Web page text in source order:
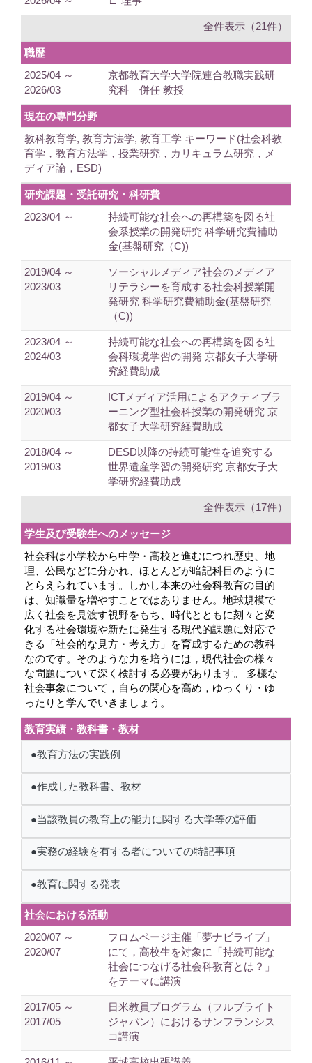
全件表示（21件）
職歴
2025/04 ～
2026/03
京都教育大学大学院連合教職実践研
究科 併任 教授
現在の専門分野
教科教育学, 教育方法学, 教育工学 キーワード(社会科教
育学，教育方法学，授業研究，カリキュラム研究，メ
ディア論，ESD)
研究課題・受託研究・科研費
2023/04 ～
持続可能な社会への再構築を図る社
会系授業の開発研究 科学研究費補助
金(基盤研究（C))
2019/04 ～
2023/03
ソーシャルメディア社会のメディア
リテラシーを育成する社会科授業開
発研究 科学研究費補助金(基盤研究
（C))
2023/04 ～
2024/03
持続可能な社会への再構築を図る社
会科環境学習の開発 京都女子大学研
究経費助成
2019/04 ～
2020/03
ICTメディア活用によるアクティブラ
ーニング型社会科授業の開発研究 京
都女子大学研究経費助成
2018/04 ～
2019/03
DESD以降の持続可能性を追究する
世界遺産学習の開発研究 京都女子大
学研究経費助成
全件表示（17件）
学生及び受験生へのメッセージ
社会科は小学校から中学・高校と進むにつれ歴史、地
理、公民などに分かれ、ほとんどが暗記科目のように
とらえられています。しかし本来の社会科教育の目的
は、知識量を増やすことではありません。地球規模で
広く社会を見渡す視野をもち、時代とともに刻々と変
化する社会環境や新たに発生する現代的課題に対応で
きる「社会的な見方・考え方」を育成するための教科
なのです。そのような力を培うには，現代社会の様々
な問題について深く検討する必要があります。 多様な
社会事象について，自らの関心を高め，ゆっくり・ゆ
ったりと学んでいきましょう。
教育実績・教科書・教材
●教育方法の実践例
●作成した教科書、教材
●当該教員の教育上の能力に関する大学等の評価
●実務の経験を有する者についての特記事項
●教育に関する発表
社会における活動
2020/07 ～
2020/07
フロムページ主催「夢ナビライブ」
にて，高校生を対象に「持続可能な
社会につなげる社会科教育とは？」
をテーマに講演
2017/05 ～
2017/05
日米教員プログラム（フルブライト
ジャパン）におけるサンフランシス
コ講演